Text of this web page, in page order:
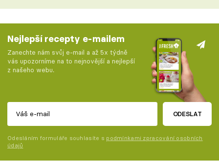
Nejlepší recepty e-mailem
Zanechte nám svůj e-mail a až 5x týdně
vás upozorníme na to nejnovější a nejlepší
z našeho webu.
ODESLAT
Odesláním formuláře souhlasíte s podmínkami zpracování osobních
údajů